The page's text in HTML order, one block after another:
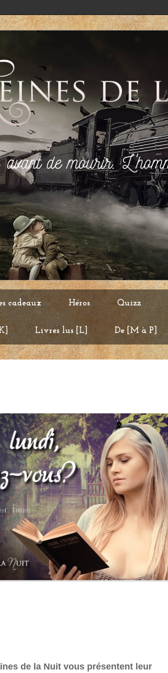
cadeaux Héros Quizz
Livres lus [L] De [M à P]
de la Nuit vous présentent leur